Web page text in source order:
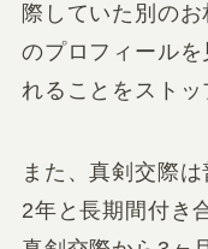
際していた別の
のプロフィール
れることをストッ
また、真剣交際
2年と長期間付き